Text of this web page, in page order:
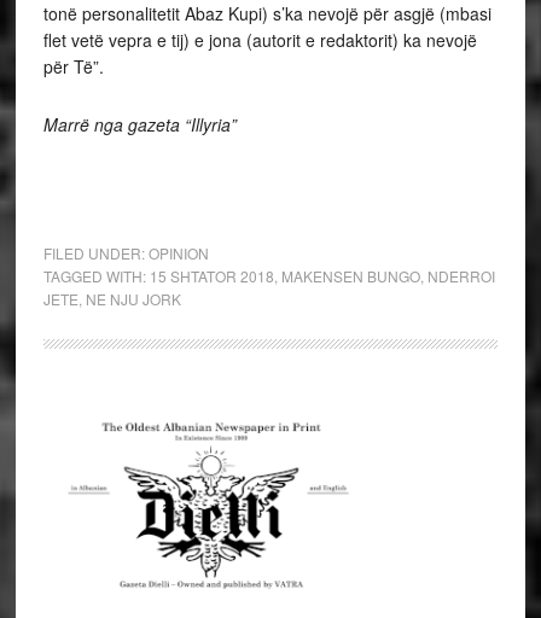
tonë personalitetit Abaz Kupi) s’ka nevojë për asgjë (mbasi
flet vetë vepra e tij) e jona (autorit e redaktorit) ka nevojë
për Të”.
Marrë nga gazeta “Illyria”
FILED UNDER:OPINION
TAGGED WITH: 15 SHTATOR 2018 MAKENSEN BUNGO, NDERROI
JETE NE NJU JORK